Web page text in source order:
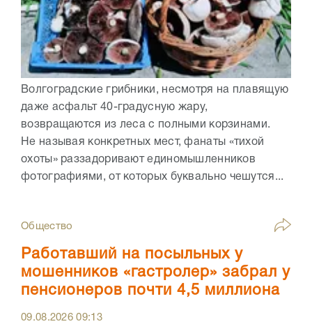
Волгоградские грибники, несмотря на плавящую
даже асфальт 40-градусную жару,
возвращаются из леса с полными корзинами.
Не называя конкретных мест, фанаты «тихой
охоты» раззадоривают единомышленников
фотографиями, от которых буквально чешутся...
Общество
Работавший на посыльных у
мошенников «гастролер» забрал у
пенсионеров почти 4,5 миллиона
09.08.202609:13